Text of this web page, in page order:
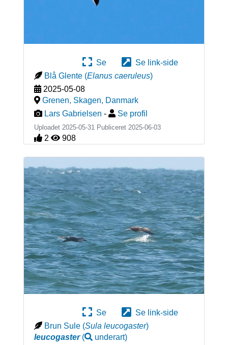
Se
Se link-side
Blå Glente (Elanus caeruleus)
2025-05-08
Grenen, Skagen, Danmark
Lars Gabrielsen - Se profil
Uploadet 2025-05-31 Publiceret 2025-06-03
2 908
Se
Se link-side
Brun Sule (Sula leucogaster)
leucogaster( underart)